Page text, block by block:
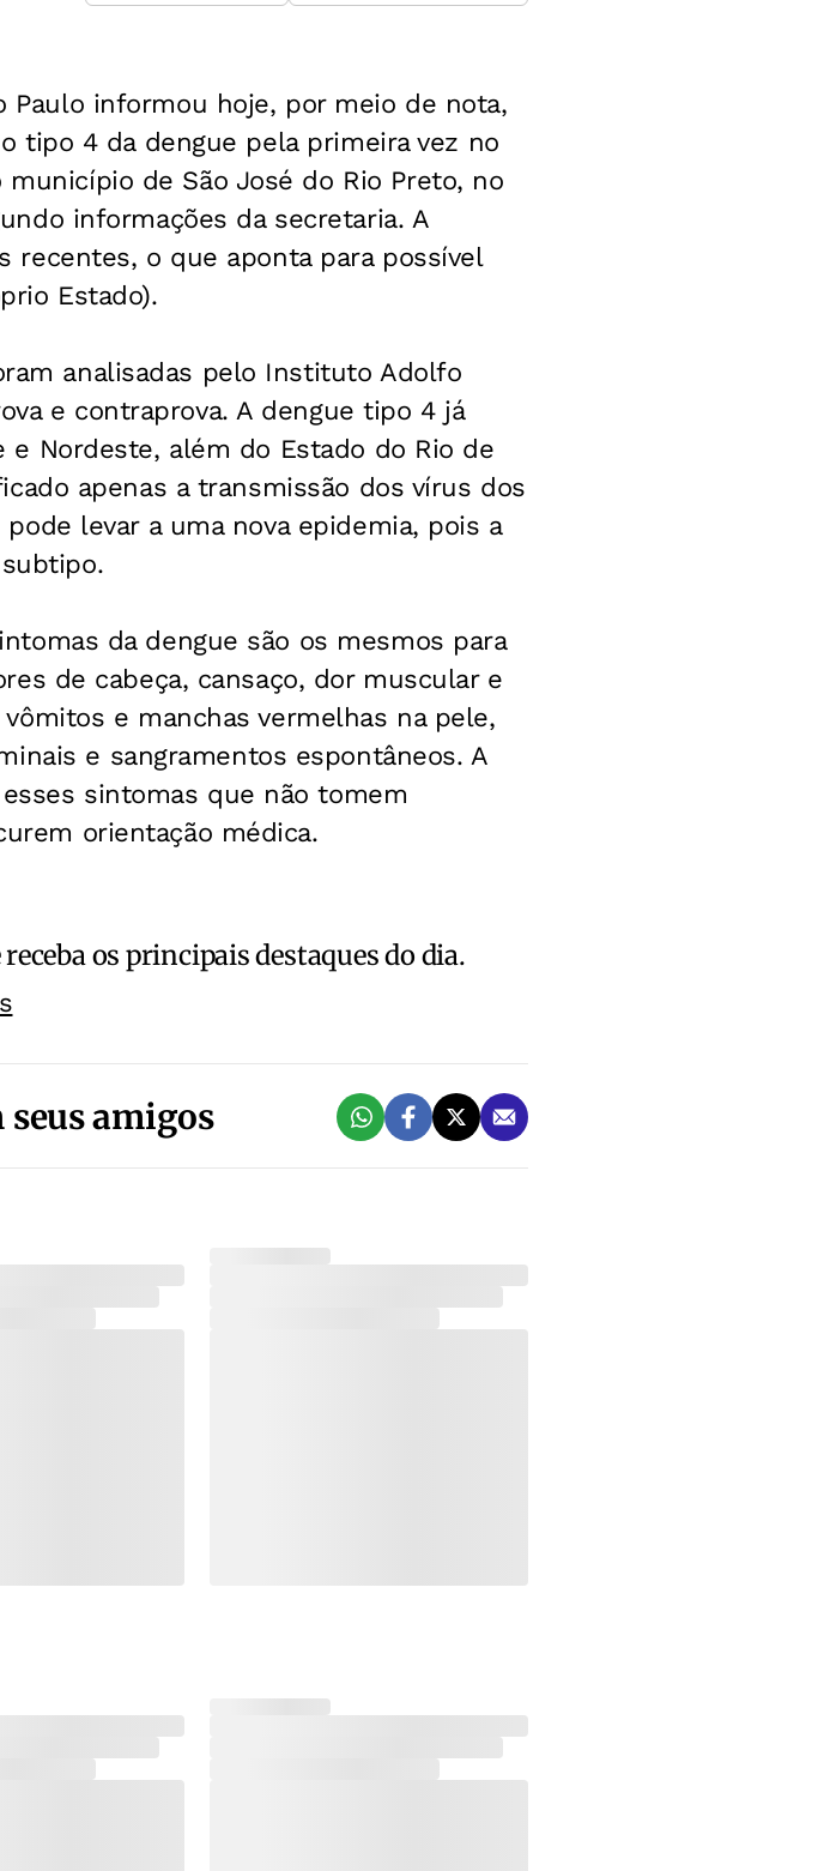
Paulo informou hoje, por meio de nota,
tipo 4 da dengue pela primeira vez no
de São José do Rio Preto, no
informações da secretaria. A
recentes, o que aponta para possível
Estado).
analisadas pelo Instituto Adolfo
e contraprova. A dengue tipo 4 já
e Nordeste, além do Estado do Rio de
apenas a transmissão dos vírus dos
levar a uma nova epidemia, pois a
da dengue são os mesmos para
de cabeça, cansaço, dor muscular e
e manchas vermelhas na pele,
e sangramentos espontâneos. A
sintomas que não tomem
orientação médica.
os principais destaques do dia.
amigos